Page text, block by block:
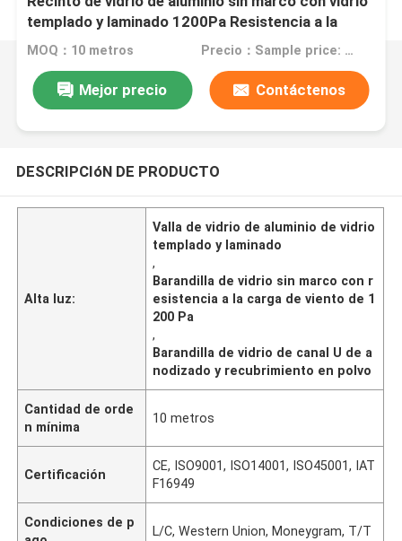
templado y laminado 1200Pa Resistencia a la
carga del viento y recubrimiento de polvo
MOQ：10 metros Precio：Sample price: $100.00/meter
Mejor precio Contáctenos
DESCRIPCIóN DE PRODUCTO
Alta luz:
Valla de vidrio de aluminio de vidrio
templado y laminado
,
Barandilla de vidrio sin marco con r
esistencia a la carga de viento de 1
200 Pa
,
Barandilla de vidrio de canal U de a
nodizado y recubrimiento en polvo
Cantidad de orde
n mínima
10 metros
Certificación
CE, ISO9001, ISO14001, ISO45001, IAT
F16949
Condiciones de p
L/C, Western Union, Moneygram, T/T